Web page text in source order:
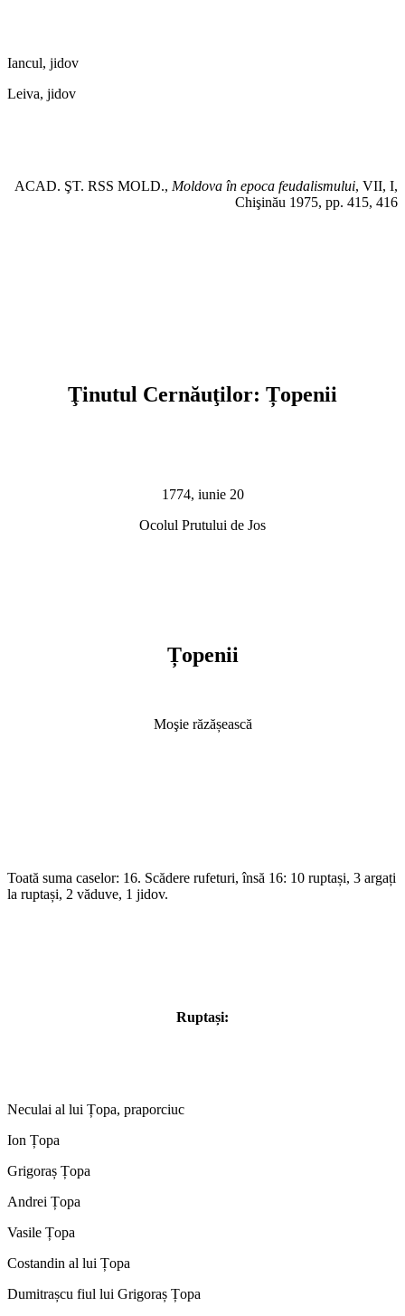
Iancul, jidov
Leiva, jidov
ACAD. ŞT. RSS MOLD., Moldova în epoca feudalismului, VII, I,
Chişinău 1975, pp. 415, 416
Ţinutul Cernăuţilor: Țopenii
1774, iunie 20
Ocolul Prutului de Jos
Țopenii
Moşie răzășească
Toată suma caselor: 16. Scădere rufeturi, însă 16: 10 ruptași, 3 argați
la ruptași, 2 văduve, 1 jidov.
Ruptași:
Neculai al lui Țopa, praporciuc
Ion Țopa
Grigoraș Țopa
Andrei Țopa
Vasile Țopa
Costandin al lui Țopa
Dumitrașcu fiul lui Grigoraș Țopa